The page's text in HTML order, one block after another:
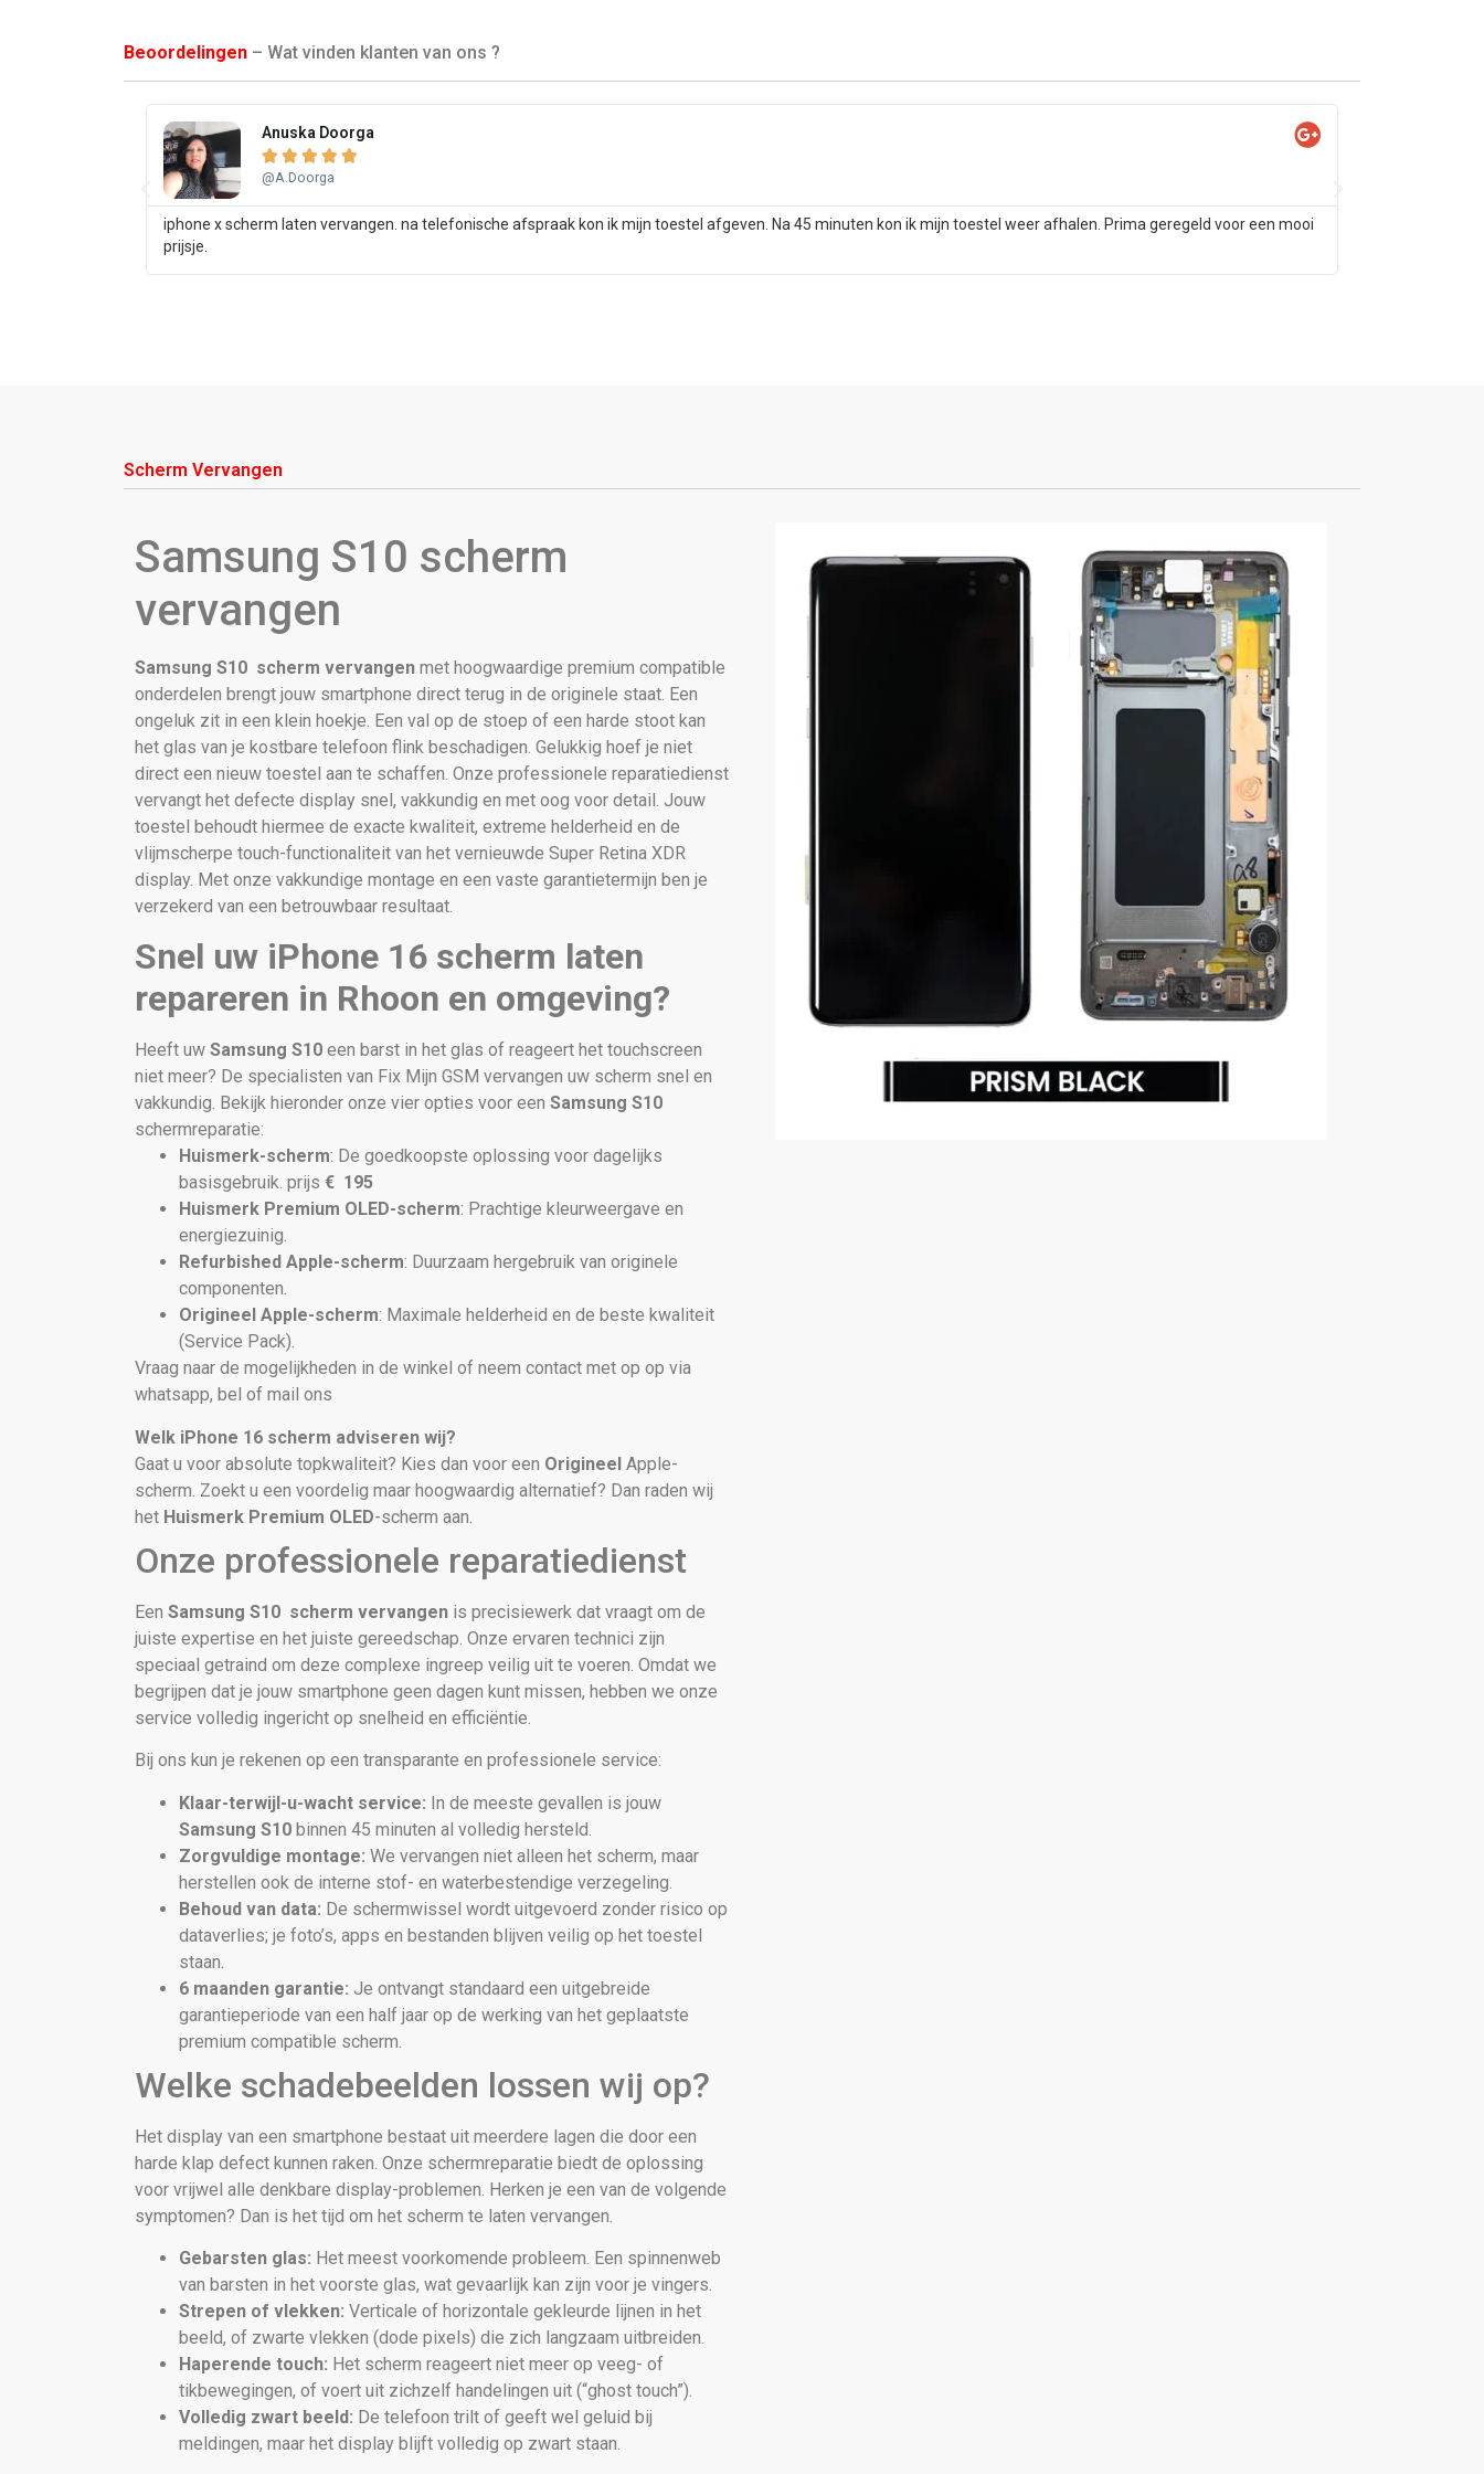
Beoordelingen – Wat vinden klanten van ons ?
Anuska Doorga
    
@A.Doorga
iphone x scherm laten vervangen. na telefonische afspraak kon ik mijn toestel afgeven. Na 45 minuten kon ik mijn toestel weer afhalen. Prima geregeld voor een mooi
prijsje.
Scherm Vervangen
Samsung S10 scherm
vervangen
Samsung S10 scherm vervangen met hoogwaardige premium compatible
onderdelen brengt jouw smartphone direct terug in de originele staat. Een
ongeluk zit in een klein hoekje. Een val op de stoep of een harde stoot kan
het glas van je kostbare telefoon flink beschadigen. Gelukkig hoef je niet
direct een nieuw toestel aan te schaffen. Onze professionele reparatiedienst
vervangt het defecte display snel, vakkundig en met oog voor detail. Jouw
toestel behoudt hiermee de exacte kwaliteit, extreme helderheid en de
vlijmscherpe touch-functionaliteit van het vernieuwde Super Retina XDR
display. Met onze vakkundige montage en een vaste garantietermijn ben je
verzekerd van een betrouwbaar resultaat.
Snel uw iPhone 16 scherm laten
repareren in Rhoon en omgeving?
Heeft uw Samsung S10 een barst in het glas of reageert het touchscreen
niet meer? De specialisten van Fix Mijn GSM vervangen uw scherm snel en
vakkundig. Bekijk hieronder onze vier opties voor een Samsung S10
schermreparatie:
Huismerk-scherm: De goedkoopste oplossing voor dagelijks
basisgebruik. prijs € 195
Huismerk Premium OLED-scherm: Prachtige kleurweergave en
energiezuinig.
Refurbished Apple-scherm: Duurzaam hergebruik van originele
componenten.
Origineel Apple-scherm: Maximale helderheid en de beste kwaliteit
(Service Pack).
Vraag naar de mogelijkheden in de winkel of neem contact met op op via
whatsapp, bel of mail ons
Welk iPhone 16 scherm adviseren wij?
Gaat u voor absolute topkwaliteit? Kies dan voor een Origineel Apple-
scherm. Zoekt u een voordelig maar hoogwaardig alternatief? Dan raden wij
het Huismerk Premium OLED-scherm aan.
Onze professionele reparatiedienst
Een Samsung S10 scherm vervangen is precisiewerk dat vraagt om de
juiste expertise en het juiste gereedschap. Onze ervaren technici zijn
speciaal getraind om deze complexe ingreep veilig uit te voeren. Omdat we
begrijpen dat je jouw smartphone geen dagen kunt missen, hebben we onze
service volledig ingericht op snelheid en efficiëntie.
Bij ons kun je rekenen op een transparante en professionele service:
Klaar-terwijl-u-wacht service: In de meeste gevallen is jouw
Samsung S10 binnen 45 minuten al volledig hersteld.
Zorgvuldige montage: We vervangen niet alleen het scherm, maar
herstellen ook de interne stof- en waterbestendige verzegeling.
Behoud van data: De schermwissel wordt uitgevoerd zonder risico op
dataverlies; je foto’s, apps en bestanden blijven veilig op het toestel
staan.
6 maanden garantie: Je ontvangt standaard een uitgebreide
garantieperiode van een half jaar op de werking van het geplaatste
premium compatible scherm.
Welke schadebeelden lossen wij op?
Het display van een smartphone bestaat uit meerdere lagen die door een
harde klap defect kunnen raken. Onze schermreparatie biedt de oplossing
voor vrijwel alle denkbare display-problemen. Herken je een van de volgende
symptomen? Dan is het tijd om het scherm te laten vervangen.
Gebarsten glas: Het meest voorkomende probleem. Een spinnenweb
van barsten in het voorste glas, wat gevaarlijk kan zijn voor je vingers.
Strepen of vlekken: Verticale of horizontale gekleurde lijnen in het
beeld, of zwarte vlekken (dode pixels) die zich langzaam uitbreiden.
Haperende touch: Het scherm reageert niet meer op veeg- of
tikbewegingen, of voert uit zichzelf handelingen uit (“ghost touch”).
Volledig zwart beeld: De telefoon trilt of geeft wel geluid bij
meldingen, maar het display blijft volledig op zwart staan.